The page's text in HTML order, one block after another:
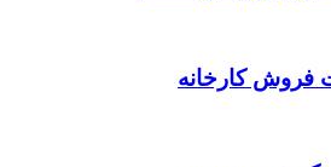
فروش کارخانه